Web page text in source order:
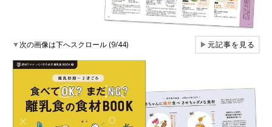
▼次の画像は下へスクロール (9/44) ▶元記事を見る